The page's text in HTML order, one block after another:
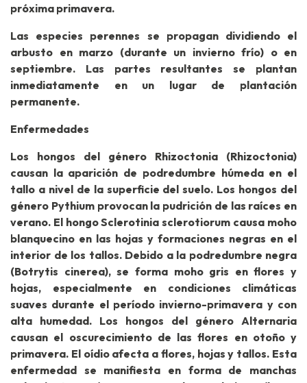
próxima primavera.
Las especies perennes se propagan dividiendo el
arbusto en marzo (durante un invierno frío) o en
septiembre. Las partes resultantes se plantan
inmediatamente en un lugar de plantación
permanente.
Enfermedades
Los hongos del género Rhizoctonia (Rhizoctonia)
causan la aparición de podredumbre húmeda en el
tallo a nivel de la superficie del suelo. Los hongos del
género Pythium provocan la pudrición de las raíces en
verano. El hongo Sclerotinia sclerotiorum causa moho
blanquecino en las hojas y formaciones negras en el
interior de los tallos. Debido a la podredumbre negra
(Botrytis cinerea), se forma moho gris en flores y
hojas, especialmente en condiciones climáticas
suaves durante el período invierno-primavera y con
alta humedad. Los hongos del género Alternaria
causan el oscurecimiento de las flores en otoño y
primavera. El oídio afecta a flores, hojas y tallos. Esta
enfermedad se manifiesta en forma de manchas